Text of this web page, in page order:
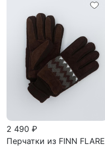
2 490 ₽
Перчатки из FINN FLARE